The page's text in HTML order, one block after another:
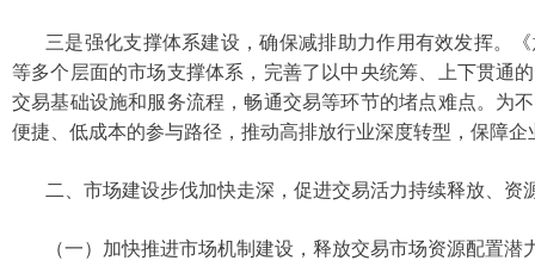
三是强化支撑体系建设，确保减排助力作用有效发挥。
等多个层面的市场支撑体系，完善了以中央统筹、上下贯通
交易基础设施和服务流程，畅通交易等环节的堵点难点。为
便捷、低成本的参与路径，推动高排放行业深度转型，保障
二、市场建设步伐加快走深，促进交易活力持续释放、资
（一）加快推进市场机制建设，释放交易市场资源配置潜